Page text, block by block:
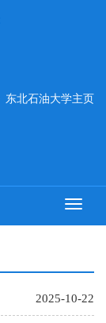
东北石油大学主页
2025-10-22